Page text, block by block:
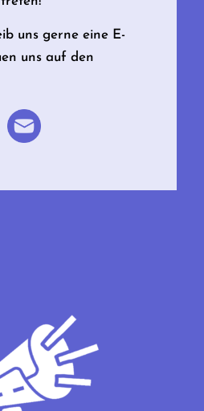
uns gerne eine E-
uns auf den